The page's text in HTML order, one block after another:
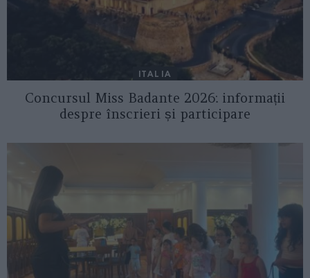
ITALIA
Concursul Miss Badante 2026: informații
despre înscrieri și participare